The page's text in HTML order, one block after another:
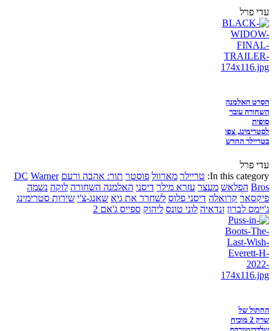
עדי פרל
הסרט האלמנה
השחורה עובר
סופית
לסטרימינג, צפו
בטריילר החדש
עדי פרל
In this category: טריילר מארוול פוסטר תור: אהבה ורעם DC Warner
Bros הפלאש מעצר עזרא מילר דיסני האלמנה השחורה לוקה נשמה
פיקסאר קרואלה דיסני פלוס לשחרר את גיא שאנג-צ'י שירות סטרימינג
ג'יימס לברון זנדאיה לוני טונס ליהוק ספייס ג'אם 2
החתול של
שרק 2 מוכיח